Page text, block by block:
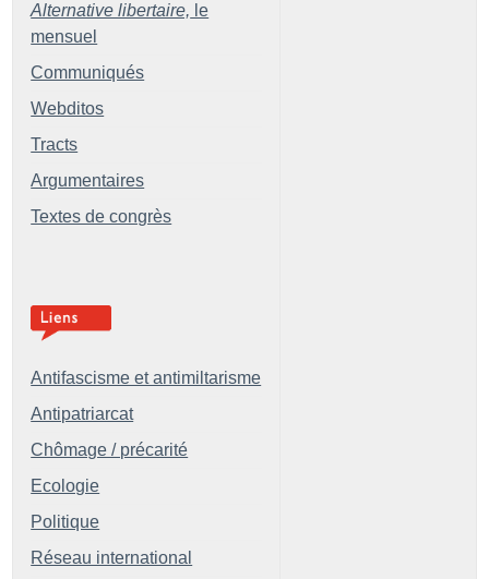
Alternative libertaire, le
mensuel
Communiqués
Webditos
Tracts
Argumentaires
Textes de congrès
Antifascisme et antimiltarisme
Antipatriarcat
Chômage / précarité
Ecologie
Politique
Réseau international